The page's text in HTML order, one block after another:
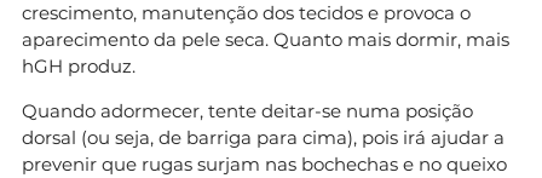
crescimento, manutenção dos tecidos e provoca o
aparecimento da pele seca. Quanto mais dormir, mais
hGH produz.
Quando adormecer, tente deitar-se numa posição
dorsal (ou seja, de barriga para cima), pois irá ajudar a
prevenir que rugas surjam nas bochechas e no queixo